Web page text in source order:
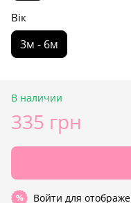
Вік
3м - 6м
В наличии
335 грн
% Войти для